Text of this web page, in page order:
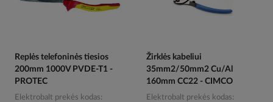
Replės telefoninės tiesios
200mm 1000V PVDE-T1 -
PROTEC
Elektrobalt prekės kodas
Žirklės kabeliui
35mm2/50mm2 Cu/Al
160mm CC22 - CIMCO
Elektrobalt prekės kodas